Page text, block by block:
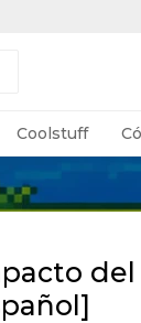
Coolstuff